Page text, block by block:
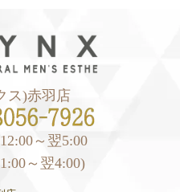
ス)赤羽店
～翌5:00
～翌4:00)